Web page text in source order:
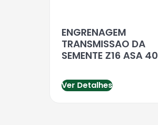
ENGRENAGEM
TRANSMISSAO DA
SEMENTE Z16 ASA 40
Ver Detalhes